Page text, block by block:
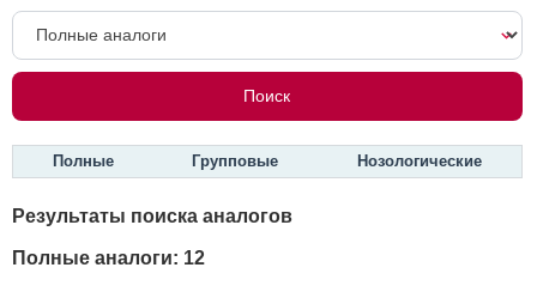
Полные Групповые Нозологические
Результаты поиска аналогов
Полные аналоги: 12